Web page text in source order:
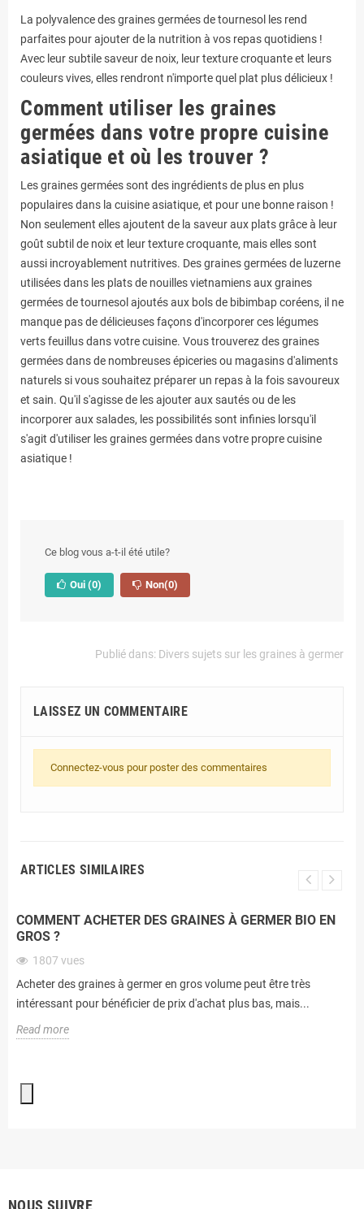
La polyvalence des graines germées de tournesol les rend
parfaites pour ajouter de la nutrition à vos repas quotidiens !
Avec leur subtile saveur de noix, leur texture croquante et leurs
couleurs vives, elles rendront n'importe quel plat plus délicieux !
Comment utiliser les graines
germées dans votre propre cuisine
asiatique et où les trouver ?
Les graines germées sont des ingrédients de plus en plus
populaires dans la cuisine asiatique, et pour une bonne raison !
Non seulement elles ajoutent de la saveur aux plats grâce à leur
goût subtil de noix et leur texture croquante, mais elles sont
aussi incroyablement nutritives. Des graines germées de luzerne
utilisées dans les plats de nouilles vietnamiens aux graines
germées de tournesol ajoutés aux bols de bibimbap coréens, il ne
manque pas de délicieuses façons d'incorporer ces légumes
verts feuillus dans votre cuisine. Vous trouverez des graines
germées dans de nombreuses épiceries ou magasins d'aliments
naturels si vous souhaitez préparer un repas à la fois savoureux
et sain. Qu'il s'agisse de les ajouter aux sautés ou de les
incorporer aux salades, les possibilités sont infinies lorsqu'il
s'agit d'utiliser les graines germées dans votre propre cuisine
asiatique !
Ce blog vous a-t-il été utile?
Oui (0) Non(0)
Publié dans: Divers sujets sur les graines à germer
LAISSEZ UN COMMENTAIRE
Connectez-vous pour poster des commentaires
ARTICLES SIMILAIRES
COMMENT ACHETER DES GRAINES À GERMER BIO EN
GROS ?
1807 vues
Acheter des graines à germer en gros volume peut être très
intéressant pour bénéficier de prix d'achat plus bas, mais...
Read more
NOUS SUIVRE